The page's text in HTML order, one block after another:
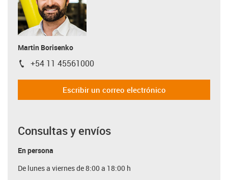
Martin Borisenko
igus-icon-phone
+54 11 45561000
Escribir un correo electrónico
Consultas y envíos
En persona
De lunes a viernes de 8:00 a 18:00 h